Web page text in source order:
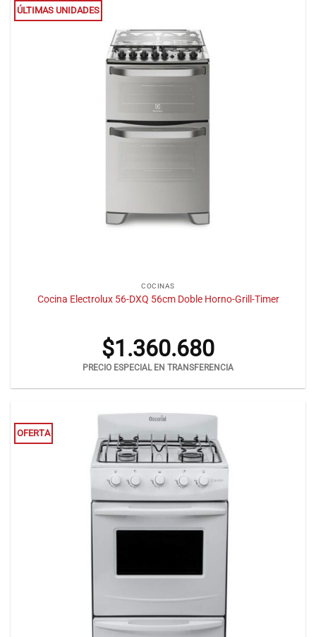
ÚLTIMAS UNIDADES
COCINAS
Cocina Electrolux 56-DXQ 56cm Doble Horno-Grill-Timer
$1.360.680
PRECIO ESPECIAL EN TRANSFERENCIA
OFERTA